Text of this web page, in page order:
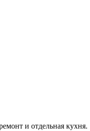
и отдельная кухня.